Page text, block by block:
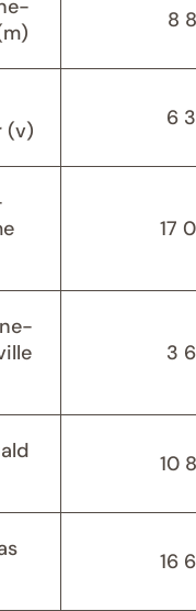
8
(v)
6
17
3
10
16